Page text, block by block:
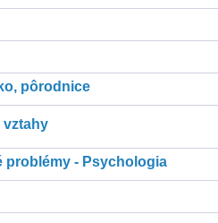
pôrodnice
vztahy
problémy - Psychologia